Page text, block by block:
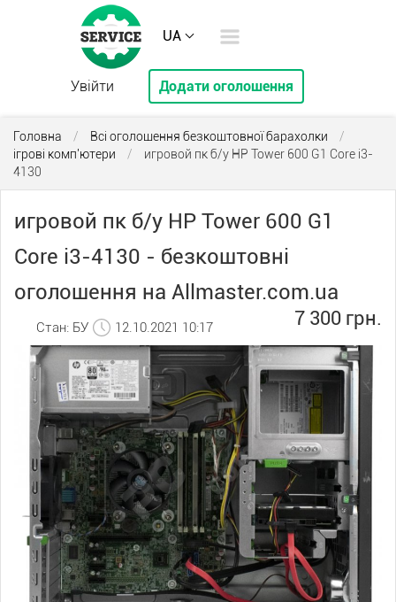
UA
Увійти Додати оголошення
Головна / Всі оголошення безкоштовної барахолки
/
ігрові комп'ютери
/
игровой пк б/у HP Tower 600 G1 Core i3-
4130
игровой пк б/у HP Tower 600 G1
Core i3-4130 - безкоштовні
оголошення на Allmaster.com.ua
7 300 грн.
Стан: БУ 12.10.2021 10:17